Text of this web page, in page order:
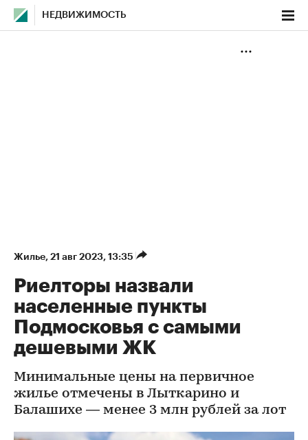
НЕДВИЖИМОСТЬ
Жилье⁠, 21 авг 2023, 13:35
Риелторы назвали
населенные пункты
Подмосковья с самыми
дешевыми ЖК
Минимальные цены на первичное
жилье отмечены в Лыткарино и
Балашихе — менее 3 млн рублей за лот